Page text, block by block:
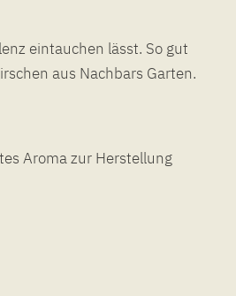
aus Nachbars Garten.
Aroma zur Herstellung